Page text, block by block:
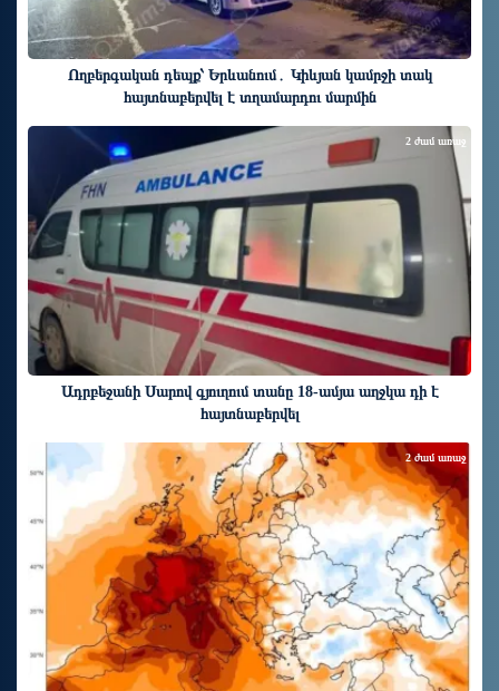
Ողբերգական դեպք՝ Երևանում․ Կիևյան կամրջի տակ
հայտնաբերվել է տղամարդու մարմին
Ադրբեջանի Սարով գյուղում տանը 18-ամյա աղջկա դի է
հայտնաբերվել
2 ժամ առաջ
2 ժամ առաջ